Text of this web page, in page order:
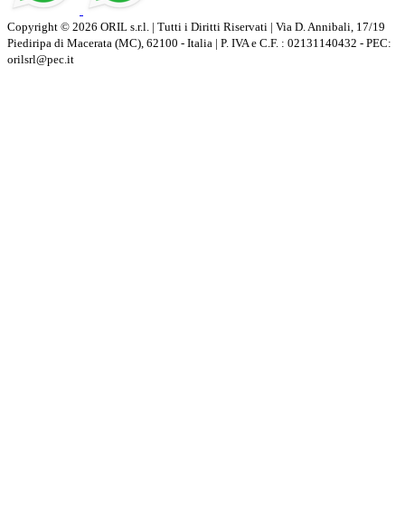
Copyright © 2026 ORIL s.r.l. | Tutti i Diritti Riservati | Via D. Annibali, 17/19
Piediripa di Macerata (MC), 62100 - Italia | P. IVA e C.F. : 02131140432 - PEC:
orilsrl@pec.it